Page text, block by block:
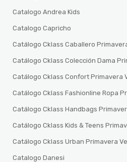
Catalogo Andrea Kids
Catalogo Capricho
Catálogo Cklass Caballero
Catálogo Cklass Colección Dama
Catálogo Cklass Confort Primavera
Catálogo Cklass Fashionline Ropa
Catálogo Cklass Handbags
Catálogo Cklass Kids & Teens
Catálogo Cklass Urban Primavera
Catalogo Danesi